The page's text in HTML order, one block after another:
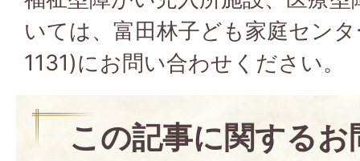
いては、富田林子ども家庭セン
1131)にお問い合わせください。
この記事に関する